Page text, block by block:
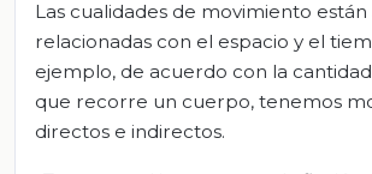
Las cualidades de movimiento
relacionadas con el espacio y el
ejemplo, de acuerdo con la cantidad
que recorre un cuerpo, tenemos
directos e indirectos.